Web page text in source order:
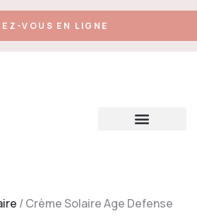
VOUS EN LIGNE
/ Crème Solaire Age Defense